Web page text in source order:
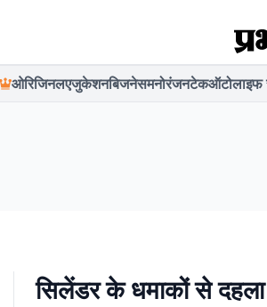
ओरिजिनलएजुकेशनबिजनेसमनोरंजनटेकऑटोलाइफ
सिलेंडर के धमाकों से दहला